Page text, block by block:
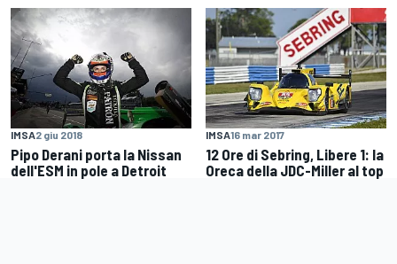
IMSA2 giu 2018
Pipo Derani porta la Nissan
dell'ESM in pole a Detroit
IMSA16 mar 2017
12 Ore di Sebring, Libere 1: la
Oreca della JDC-Miller al top